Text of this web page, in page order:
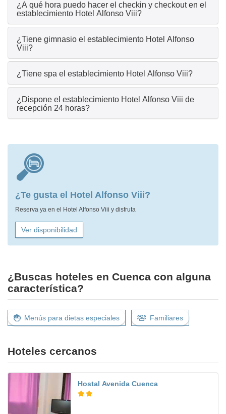
¿A qué hora puedo hacer el checkin y checkout en el
establecimiento Hotel Alfonso Viii?
¿Tiene gimnasio el establecimiento Hotel Alfonso
Viii?
¿Tiene spa el establecimiento Hotel Alfonso Viii?
¿Dispone el establecimiento Hotel Alfonso Viii de
recepción 24 horas?
¿Te gusta el Hotel Alfonso Viii?
Reserva ya en el Hotel Alfonso Viii y disfruta
Ver disponibilidad
¿Buscas hoteles en Cuenca con alguna
característica?
Menús para dietas especiales Familiares
Hoteles cercanos
Hostal Avenida Cuenca